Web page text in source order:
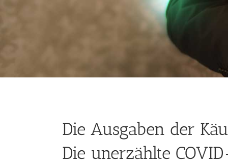
Die Ausgaben der
Die unerzählte